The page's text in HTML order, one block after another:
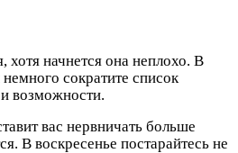
хотя начнется она неплохо. В
сократите список
возможности.
вас нервничать больше
В воскресенье постарайтесь не